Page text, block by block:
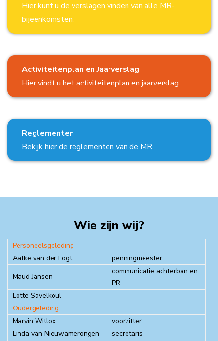
Hier kunt u de verslagen vinden van alle MR-
bijeenkomsten.
Activiteitenplan en Jaarverslag
Hier vindt u het activiteitenplan en jaarverslag.
Reglementen
Bekijk hier de reglementen van de MR.
Wie zijn wij?
Personeelsgeleding
Aafke van der Logt
penningmeester
Maud Jansen
communicatie achterban en
PR
Lotte Savelkoul
Oudergeleding
Marvin Witlox
voorzitter
Linda van Nieuwamerongen
secretaris